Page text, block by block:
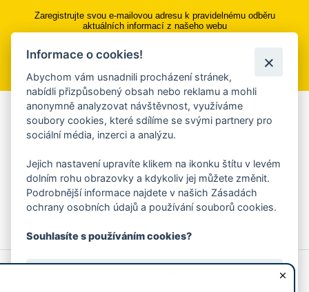
Zaregistrujte svou e-mailovou adresu k pravidelnému odběru
aktuálních informací z našeho webu
Přihlásit se k odběru
Aplikace Mobilní rozhlas
Chcete dostávat do svého mobilu či mailu upozornění na
ankety, pozvánky na kulturní a sportovní akce?
Více informací o aplikaci
© 2026 Magistrát města Zlína
Prohlášení o používání cookies
Informace o cookies!
Abychom vám usnadnili procházení stránek,
nabídli přizpůsobený obsah nebo reklamu a mohli
anonymně analyzovat návštěvnost, využíváme
soubory cookies, které sdílíme se svými partnery pro
sociální média, inzerci a analýzu.
Jejich nastavení upravíte klikem na ikonku štítu v levém
dolním rohu obrazovky a kdykoliv jej můžete změnit.
Podrobnější informace najdete v našich Zásadách
ochrany osobních údajů a používání souborů cookies.
Souhlasíte s používáním cookies?